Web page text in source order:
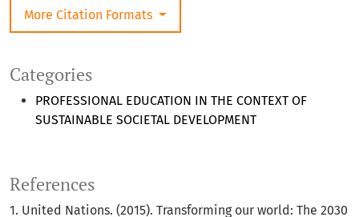
Categories
PROFESSIONAL EDUCATION IN THE CONTEXT OF
SUSTAINABLE SOCIETAL DEVELOPMENT
More Citation Formats
References
1. United Nations. (2015). Transforming our world: The 2030